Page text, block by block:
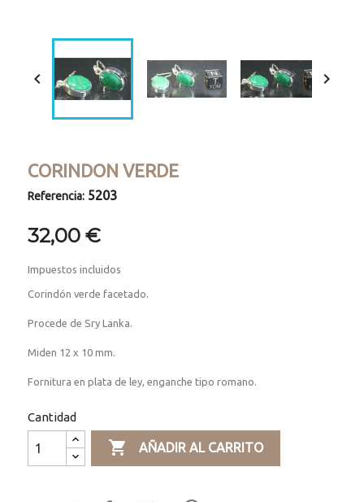
 
CORINDON VERDE
Referencia: 5203
32,00 €
Impuestos incluidos
Corindón verde facetado.
Procede de Sry Lanka.
Miden 12 x 10 mm.
Fornitura en plata de ley, enganche tipo romano.
Cantidad
 AÑADIR AL CARRITO